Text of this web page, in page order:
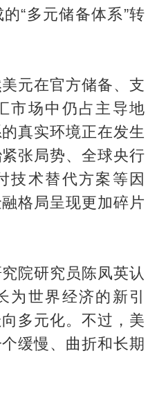
“多元储备体系”转
元在官方储备、支
市场中仍占主导地
真实环境正在发生
张局势、全球央行
技术替代方案等因
格局呈现更加碎片
院研究员陈凤英认
为世界经济的新引
多元化。不过，美
缓慢、曲折和长期